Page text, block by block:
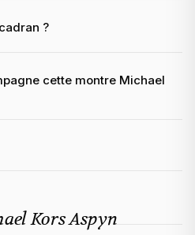
?
cette montre Michael
Kors Aspyn